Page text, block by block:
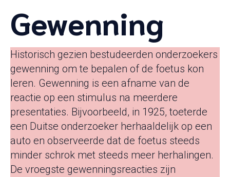
Gewenning
Historisch gezien bestudeerden onderzoekers
gewenning om te bepalen of de foetus kon
leren. Gewenning is een afname van de
reactie op een stimulus na meerdere
presentaties. Bijvoorbeeld, in 1925, toeterde
een Duitse onderzoeker herhaaldelijk op een
auto en observeerde dat de foetus steeds
minder schrok met steeds meer herhalingen.
De vroegste gewenningsreacties zijn